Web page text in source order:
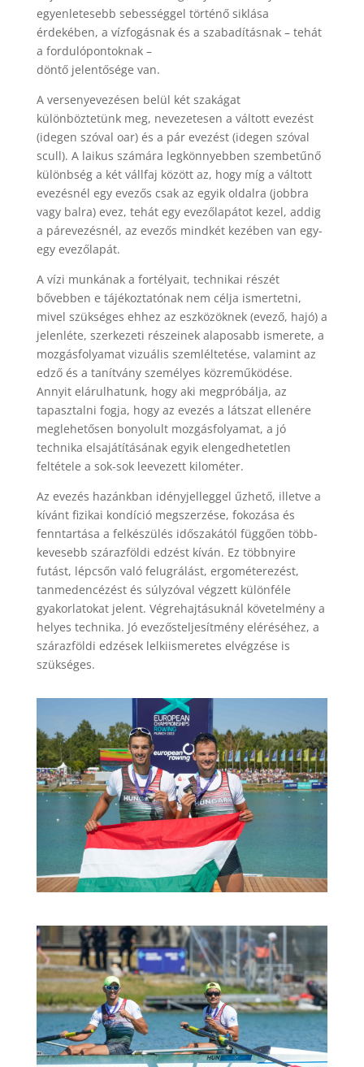
egyenletesebb sebességgel történő siklása
érdekében, a vízfogásnak és a szabadításnak – tehát
a fordulópontoknak –
döntő jelentősége van.
A versenyevezésen belül két szakágat
különböztetünk meg, nevezetesen a váltott evezést
(idegen szóval oar) és a pár evezést (idegen szóval
scull). A laikus számára legkönnyebben szembetűnő
különbség a két vállfaj között az, hogy míg a váltott
evezésnél egy evezős csak az egyik oldalra (jobbra
vagy balra) evez, tehát egy evezőlapátot kezel, addig
a párevezésnél, az evezős mindkét kezében van egy-
egy evezőlapát.
A vízi munkának a fortélyait, technikai részét
bővebben e tájékoztatónak nem célja ismertetni,
mivel szükséges ehhez az eszközöknek (evező, hajó) a
jelenléte, szerkezeti részeinek alaposabb ismerete, a
mozgásfolyamat vizuális szemléltetése, valamint az
edző és a tanítvány személyes közreműködése.
Annyit elárulhatunk, hogy aki megpróbálja, az
tapasztalni fogja, hogy az evezés a látszat ellenére
meglehetősen bonyolult mozgásfolyamat, a jó
technika elsajátításának egyik elengedhetetlen
feltétele a sok-sok leevezett kilométer.
Az evezés hazánkban idényjelleggel űzhető, illetve a
kívánt fizikai kondíció megszerzése, fokozása és
fenntartása a felkészülés időszakától függően több-
kevesebb szárazföldi edzést kíván. Ez többnyire
futást, lépcsőn való felugrálást, ergométerezést,
tanmedencézést és súlyzóval végzett különféle
gyakorlatokat jelent. Végrehajtásuknál követelmény a
helyes technika. Jó evezősteljesítmény eléréséhez, a
szárazföldi edzések lelkiismeretes elvégzése is
szükséges.